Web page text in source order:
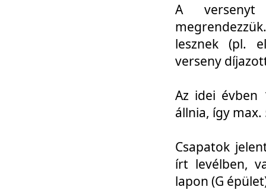
A versenyt
lesznek (pl.
verseny
Az idei évben
állnia, így
Csapatok
írt levélben,
lapon (G